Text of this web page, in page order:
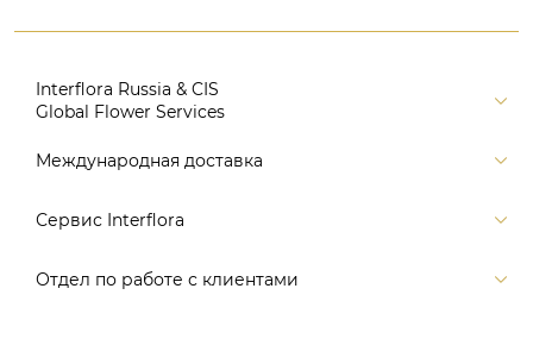
Interflora Russia & CIS
Global Flower Services
Версия для печати
Поиск
Международная доставка
Россия
Европа
Сервис Interflora
Заказ и оплата
Отдел по работе с клиентами